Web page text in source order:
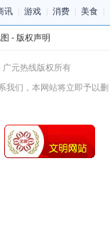
讯 游戏 消费 美食
- 版权声明
元热线版权所有
我们，本网站将立即予以删